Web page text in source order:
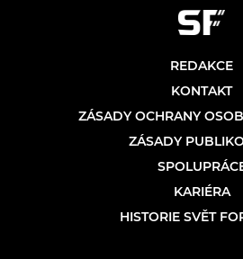
REDAKCE
KONTAKT
ZÁSADY OCHRANY
ZÁSADY
KARIÉRA
HISTORIE SVĚT